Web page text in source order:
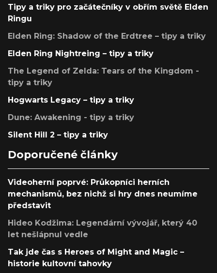
Tipy a triky pro začátečníky v obřím světě Elden
Ringu
Elden Ring: Shadow of the Erdtree – tipy a triky
Elden Ring Nightreing – tipy a triky
The Legend of Zelda: Tears of the Kingdom -
tipy a triky
Hogwarts Legacy – tipy a triky
Dune: Awakening - tipy a triky
Silent Hill 2 – tipy a triky
Doporučené články
Videoherní poprvé: Průkopníci herních
mechanismů, bez nichž si hry dnes neumíme
představit
Hideo Kodžima: Legendární vývojář, který 40
let nešlápnul vedle
Tak jde čas s Heroes of Might and Magic –
historie kultovní tahovky